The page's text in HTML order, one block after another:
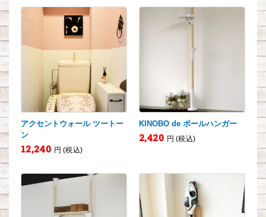
アクセントウォール ツートー
ン
12,240 円 (税込)
KINOBO de ポールハンガー
2,420 円 (税込)